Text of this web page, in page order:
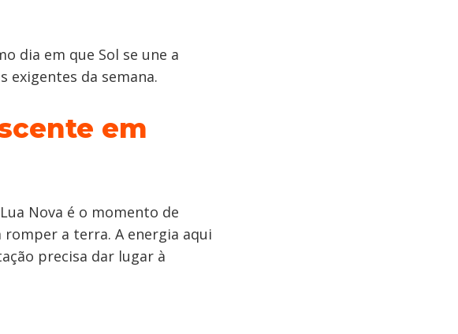
dia em que Sol se une a
exigentes da semana.
em
Nova é o momento de
romper a terra. A energia aqui
precisa dar lugar à